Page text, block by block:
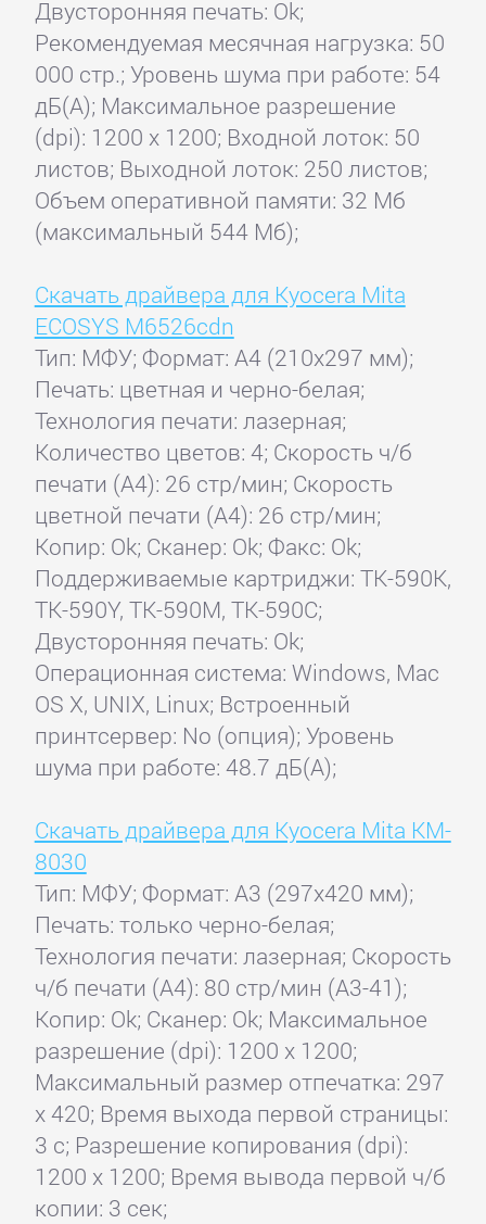
Двусторонняя печать: Ok;
Рекомендуемая месячная нагрузка: 50
000 стр.; Уровень шума при работе: 54
дБ(А); Максимальное разрешение
(dpi): 1200 x 1200; Входной лоток: 50
листов; Выходной лоток: 250 листов;
Объем оперативной памяти: 32 Мб
(максимальный 544 Мб);
Скачать драйвера для Kyocera Mita
ECOSYS M6526cdn
Тип: МФУ; Формат: A4 (210x297 мм);
Печать: цветная и черно-белая;
Технология печати: лазерная;
Количество цветов: 4; Скорость ч/б
печати (А4): 26 стр/мин; Скорость
цветной печати (А4): 26 стр/мин;
Копир: Ok; Сканер: Ok; Факс: Ok;
Поддерживаемые картриджи: TK-590K,
TK-590Y, TK-590M, TK-590C;
Двусторонняя печать: Ok;
Операционная система: Windows, Mac
OS X, UNIX, Linux; Встроенный
принтсервер: No (опция); Уровень
шума при работе: 48.7 дБ(А);
Скачать драйвера для Kyocera Mita KM-
8030
Тип: МФУ; Формат: A3 (297x420 мм);
Печать: только черно-белая;
Технология печати: лазерная; Скорость
ч/б печати (А4): 80 стр/мин (A3-41);
Копир: Ok; Сканер: Ok; Максимальное
разрешение (dpi): 1200 x 1200;
Максимальный размер отпечатка: 297
x 420; Время выхода первой страницы:
3 с; Разрешение копирования (dpi):
1200 x 1200; Время вывода первой ч/б
копии: 3 сек;